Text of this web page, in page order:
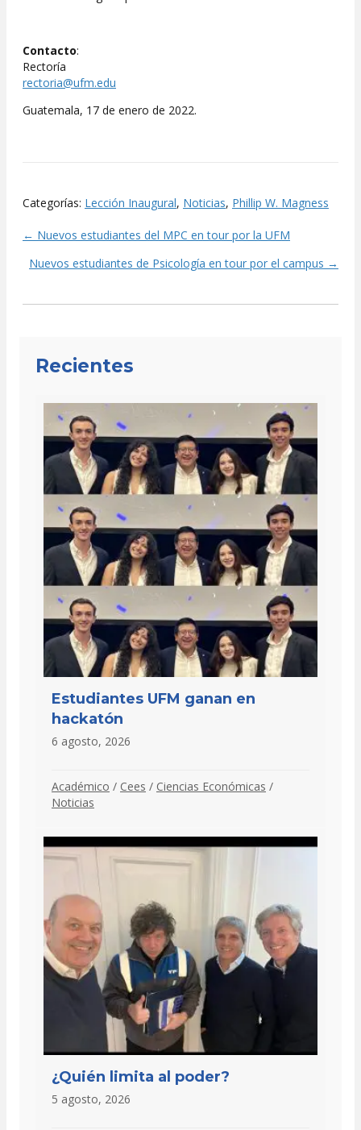
Contacto:
Rectoría
rectoria@ufm.edu
Guatemala, 17 de enero de 2022.
Categorías: Lección Inaugural, Noticias, Phillip W. Magness
Posts
navigation
← Nuevos estudiantes del MPC en tour por la UFM
Nuevos estudiantes de Psicología en tour por el campus →
Recientes
Estudiantes UFM ganan en
hackatón
6 agosto, 2026
Académico / Cees / Ciencias Económicas /
Noticias
¿Quién limita al poder?
5 agosto, 2026